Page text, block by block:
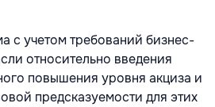
с учетом требований бизнес-
относительно введения
повышения уровня акциза и
предсказуемости для этих